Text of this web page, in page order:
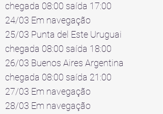
chegada 08:00 saída 17:00
24/03 Em navegação
25/03 Punta del Este Uruguai
chegada 08:00 saída 18:00
26/03 Buenos Aires Argentina
chegada 08:00 saída 21:00
27/03 Em navegação
28/03 Em navegação